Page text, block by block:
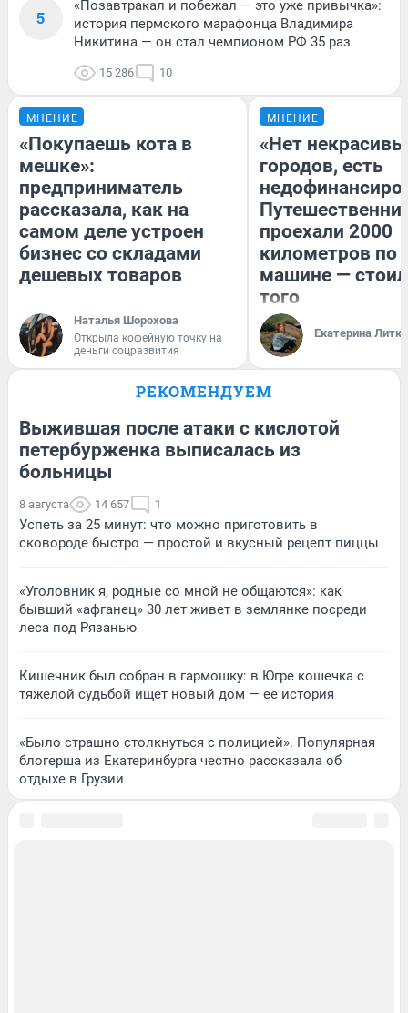
5
«Позавтракал и побежал — это уже привычка»:
история пермского марафонца Владимира
Никитина — он стал чемпионом РФ 35 раз
15 286 10
МНЕНИЕ
«Покупаешь кота в
мешке»:
предприниматель
рассказала, как на
самом деле устроен
бизнес со складами
дешевых товаров
Наталья Шорохова
Открыла кофейную точку на
деньги соцразвития
МНЕНИЕ
«Нет
городов, есть
проехали 2000
километров по
машине —
того
Екатерина
РЕКОМЕНДУЕМ
Выжившая после атаки с кислотой
петербурженка выписалась из
больницы
8 августа 14 657 1
Успеть за 25 минут: что можно приготовить в
сковороде быстро — простой и вкусный рецепт пиццы
«Уголовник я, родные со мной не общаются»: как
бывший «афганец» 30 лет живет в землянке посреди
леса под Рязанью
Кишечник был собран в гармошку: в Югре кошечка с
тяжелой судьбой ищет новый дом — ее история
«Было страшно столкнуться с полицией». Популярная
блогерша из Екатеринбурга честно рассказала об
отдыхе в Грузии